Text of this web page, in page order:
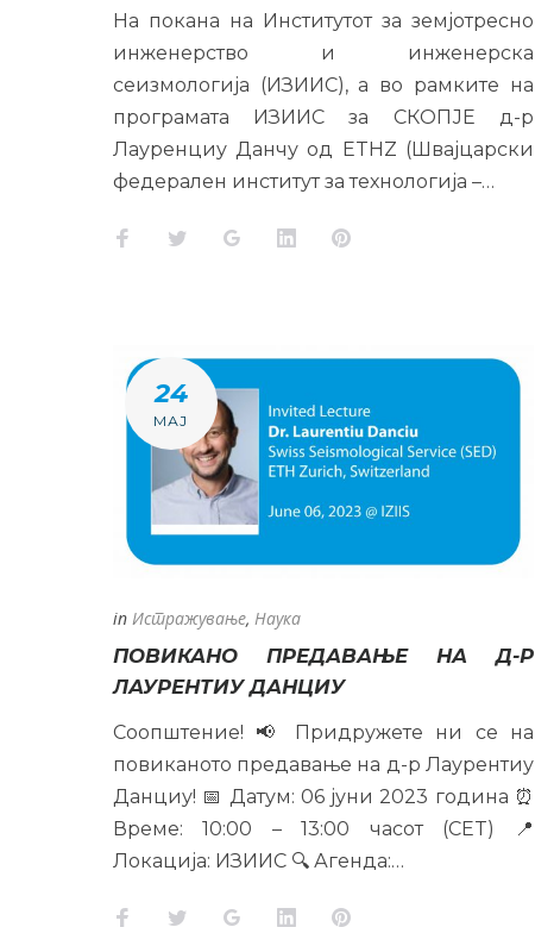
На покана на Институтот за земјотресно
инженерство и инженерска
сеизмологија (ИЗИИС), а во рамките на
програмата ИЗИИС за СКОПЈЕ д-р
Лауренциу Данчу од ETHZ (Швајцарски
федерален институт за технологија –…
24
МАЈ
in Истражување, Наука
ПОВИКАНО ПРЕДАВАЊЕ НА Д-Р
ЛАУРЕНТИУ ДАНЦИУ
Соопштение! 📢 Придружете ни се на
повиканото предавање на д-р Лаурентиу
Данциу! 📅 Датум: 06 јуни 2023 година ⏰
Време: 10:00 – 13:00 часот (CET) 📍
Локација: ИЗИИС 🔍 Агенда:…